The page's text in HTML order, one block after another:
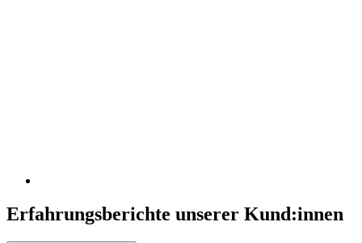
Erfahrungsberichte unserer Kund:innen